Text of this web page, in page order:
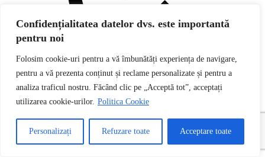
Confidențialitatea datelor dvs. este importantă
pentru noi
Folosim cookie-uri pentru a vă îmbunătăți experiența de navigare,
pentru a vă prezenta conținut și reclame personalizate și pentru a
analiza traficul nostru. Făcând clic pe „Acceptă tot”, acceptați
utilizarea cookie-urilor. Politica Cookie
Personalizați Refuzare toate Acceptare toate